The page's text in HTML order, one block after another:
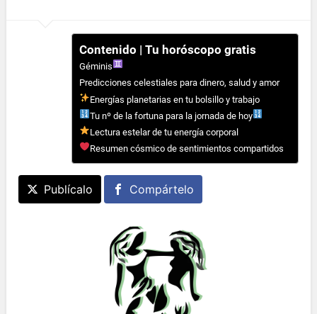
Contenido | Tu horóscopo gratis
Géminis
Predicciones celestiales para dinero, salud y amor
Energías planetarias en tu bolsillo y trabajo
Tu nº de la fortuna para la jornada de hoy
Lectura estelar de tu energía corporal
Resumen cósmico de sentimientos compartidos
Publícalo Compártelo